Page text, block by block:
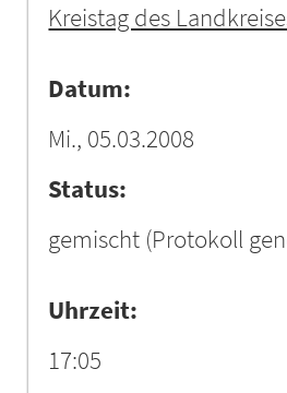
Kreistag des
Datum:
Mi., 05.03.2008
Status:
gemischt (Protokoll
Uhrzeit:
17:05